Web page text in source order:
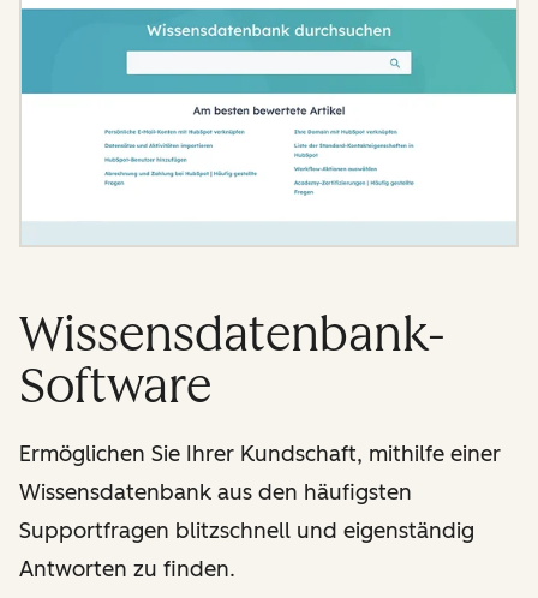
Wissensdatenbank-
Software
Ermöglichen Sie Ihrer Kundschaft, mithilfe einer
Wissensdatenbank aus den häufigsten
Supportfragen blitzschnell und eigenständig
Antworten zu finden.